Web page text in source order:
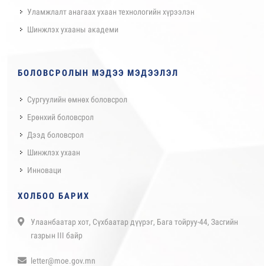
Уламжлалт анагаах ухаан технологийн хүрээлэн
Шинжлэх ухааны академи
БОЛОВСРОЛЫН МЭДЭЭ МЭДЭЭЛЭЛ
Сургуулийн өмнөх боловсрол
Ерөнхий боловсрол
Дээд боловсрол
Шинжлэх ухаан
Инноваци
ХОЛБОО БАРИХ
Улаанбаатар хот, Сүхбаатар дүүрэг, Бага тойруу-44, Засгийн
газрын III байр
letter@moe.gov.mn